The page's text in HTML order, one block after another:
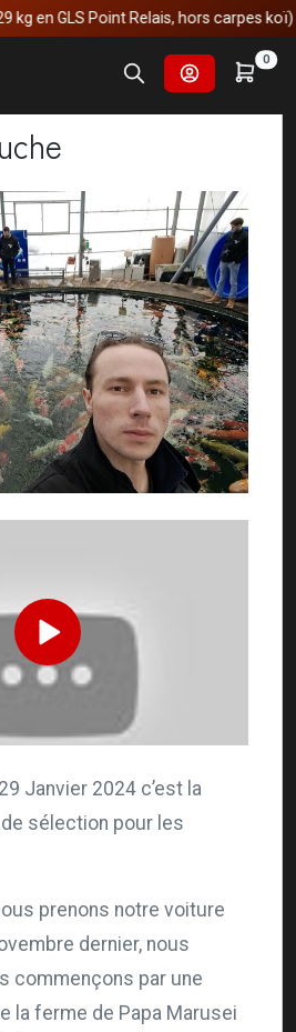
GLS Point Relais, hors carpes koï)
0
japon Mise en bouche
Janvier 2024 c’est la
sélection pour les
prenons notre voiture
dernier, nous
commençons par une
la ferme de Papa Marusei